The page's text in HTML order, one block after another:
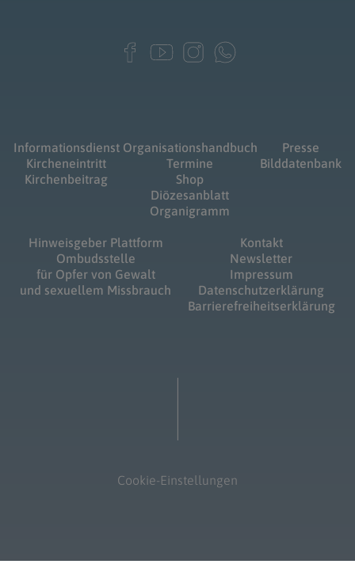
Informationsdienst
Kircheneintritt
Kirchenbeitrag
Organisationshandbuch
Termine
Shop
Diözesanblatt
Organigramm
Presse
Bilddatenbank
Hinweisgeber Plattform
Ombudsstelle
für Opfer von Gewalt
und sexuellem Missbrauch
Kontakt
Newsletter
Impressum
Datenschutzerklärung
Barrierefreiheitserklärung
Cookie-Einstellungen